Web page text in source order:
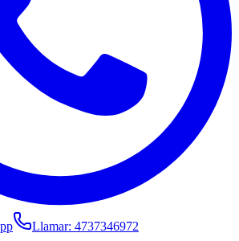
Llamar: 4737346972